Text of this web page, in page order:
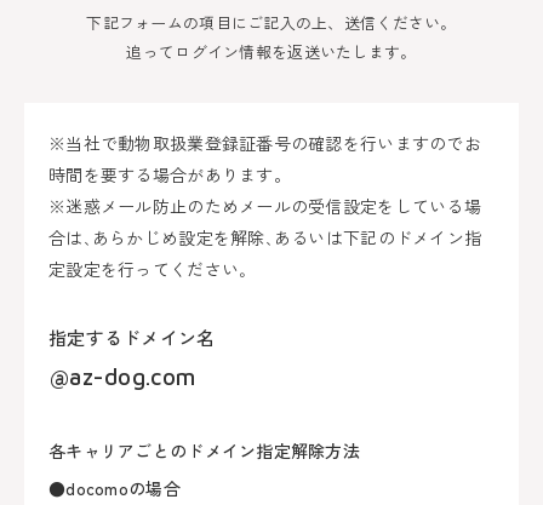
下記フォームの項目にご記入の上、送信ください。
追ってログイン情報を返送いたします。
※当社で動物取扱業登録証番号の確認を行いますのでお
時間を要する場合があります。
※迷惑メール防止のためメールの受信設定をしている場
合は､あらかじめ設定を解除､あるいは下記のドメイン指
定設定を行ってください｡
指定するドメイン名
@az-dog.com
各キャリアごとのドメイン指定解除方法
●docomoの場合